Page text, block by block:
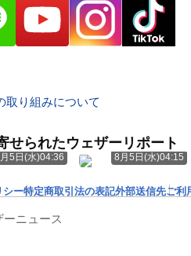
取り組みについて
せられたウェザーリポート
5日(水)04:36 8月5日(水)04:15
シー特定商取引法の表記外部送信先ご利
ーニュース